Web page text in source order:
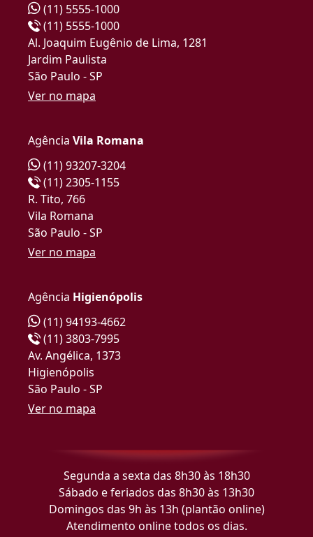
(11) 5555-1000
(11) 5555-1000
Al. Joaquim Eugênio de Lima, 1281
Jardim Paulista
São Paulo - SP
Ver no mapa
Agência Vila Romana
(11) 93207-3204
(11) 2305-1155
R. Tito, 766
Vila Romana
São Paulo - SP
Ver no mapa
Agência Higienópolis
(11) 94193-4662
(11) 3803-7995
Av. Angélica, 1373
Higienópolis
São Paulo - SP
Ver no mapa
Segunda a sexta das 8h30 às 18h30
Sábado e feriados das 8h30 às 13h30
Domingos das 9h às 13h (plantão online)
Atendimento online todos os dias.